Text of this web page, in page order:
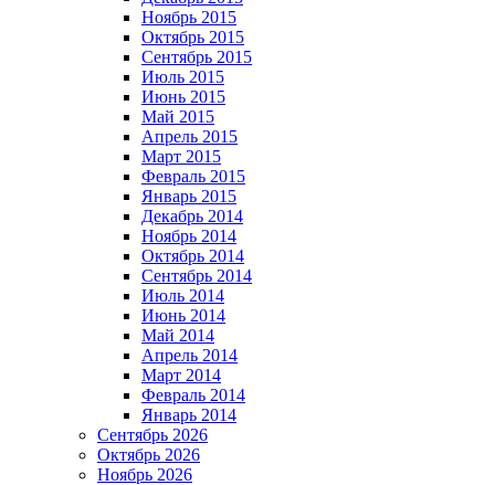
Ноябрь 2015
Октябрь 2015
Сентябрь 2015
Июль 2015
Июнь 2015
Май 2015
Апрель 2015
Март 2015
Февраль 2015
Январь 2015
Декабрь 2014
Ноябрь 2014
Октябрь 2014
Сентябрь 2014
Июль 2014
Июнь 2014
Май 2014
Апрель 2014
Март 2014
Февраль 2014
Январь 2014
Сентябрь 2026
Октябрь 2026
Ноябрь 2026